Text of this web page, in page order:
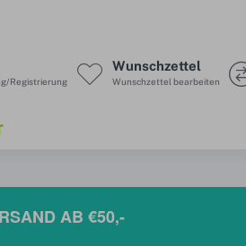
Registrierung
Wunschzettel
Wunschzettel bearbeiten
AB €50,-